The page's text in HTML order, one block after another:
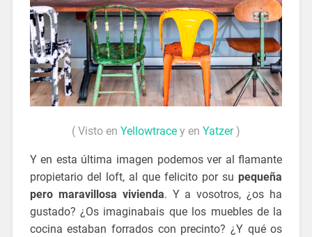
( Visto en Yellowtrace y en Yatzer)
Y en esta última imagen podemos ver al flamante
propietario del loft, al que felicito por supequeña
pero maravillosa vivienda. Y a vosotros, ¿os ha
gustado? ¿Os imaginabais que los muebles de la
cocina estaban forrados con precinto? ¿Y qué os